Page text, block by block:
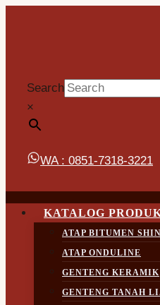
Search
×
WA : 0851-7318-3221
KATALOG
ATAP BITUMEN
ATAP ONDULINE
GENTENG KERAMIK
GENTENG TANAH